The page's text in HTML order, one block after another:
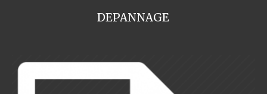
DEPANNAGE